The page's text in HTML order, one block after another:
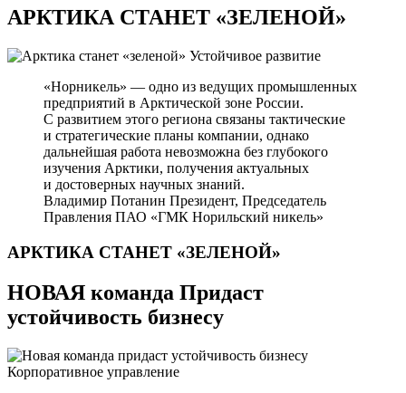
АРКТИКА СТАНЕТ «ЗЕЛЕНОЙ»
Устойчивое развитие
«Норникель» — одно из ведущих промышленных
предприятий в Арктической зоне России.
С развитием этого региона связаны тактические
и стратегические планы компании, однако
дальнейшая работа невозможна без глубокого
изучения Арктики, получения актуальных
и достоверных научных знаний.
Владимир Потанин Президент, Председатель
Правления ПАО «ГМК Норильский никель»
АРКТИКА СТАНЕТ «ЗЕЛЕНОЙ»
НОВАЯ команда Придаст
устойчивость бизнесу
Корпоративное управление